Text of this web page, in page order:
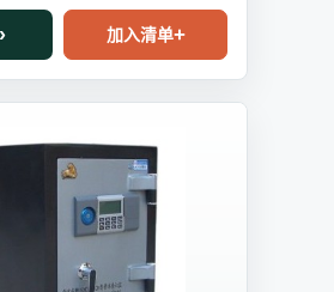
加入清单